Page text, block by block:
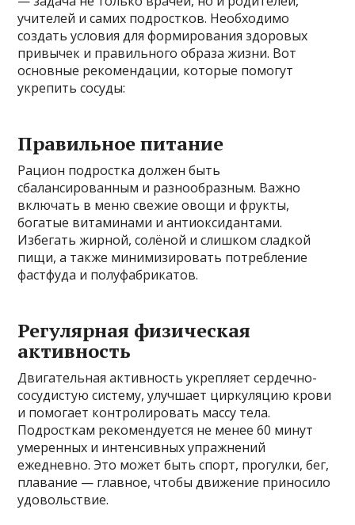
учителей и самих подростков. Необходимо
создать условия для формирования здоровых
привычек и правильного образа жизни. Вот
основные рекомендации, которые помогут
укрепить сосуды:
Правильное питание
Рацион подростка должен быть
сбалансированным и разнообразным. Важно
включать в меню свежие овощи и фрукты,
богатые витаминами и антиоксидантами.
Избегать жирной, солёной и слишком сладкой
пищи, а также минимизировать потребление
фастфуда и полуфабрикатов.
Регулярная физическая
активность
Двигательная активность укрепляет сердечно-
сосудистую систему, улучшает циркуляцию крови
и помогает контролировать массу тела.
Подросткам рекомендуется не менее 60 минут
умеренных и интенсивных упражнений
ежедневно. Это может быть спорт, прогулки, бег,
плавание — главное, чтобы движение приносило
удовольствие.